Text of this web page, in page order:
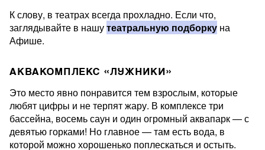
К слову, в театрах всегда прохладно. Если что,
заглядывайте в нашутеатральную подборку на
Афише.
АКВАКОМПЛЕКС «ЛУЖНИКИ»
Это место явно понравится тем взрослым, которые
любят цифры и не терпят жару. В комплексе три
бассейна, восемь саун и один огромный аквапарк — с
девятью горками! Но главное — там есть вода, в
которой можно хорошенько поплескаться и остыть.